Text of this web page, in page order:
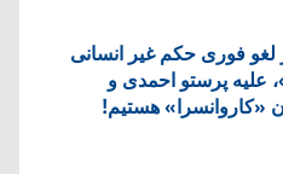
لغو فوری حکم غیر انسانی
علیه پرستو احمدی و
«کاروانسرا» هستیم!